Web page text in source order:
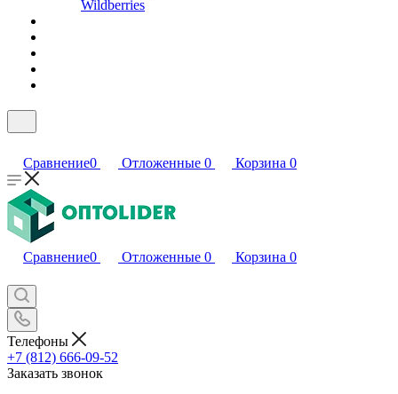
Wildberries
Сравнение0 Отложенные 0 Корзина 0
Сравнение0 Отложенные 0 Корзина 0
Телефоны
+7 (812) 666-09-52
Заказать звонок